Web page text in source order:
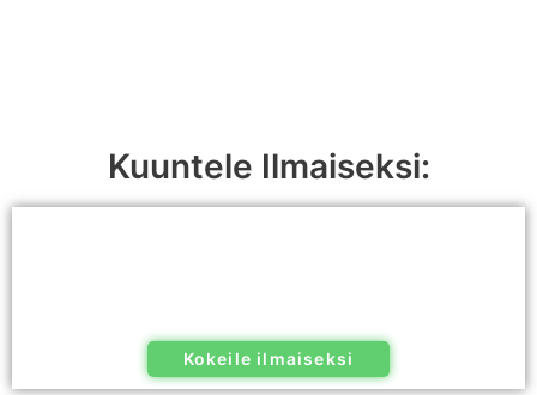
Kuuntele Ilmaiseksi:
Kokeile ilmaiseksi